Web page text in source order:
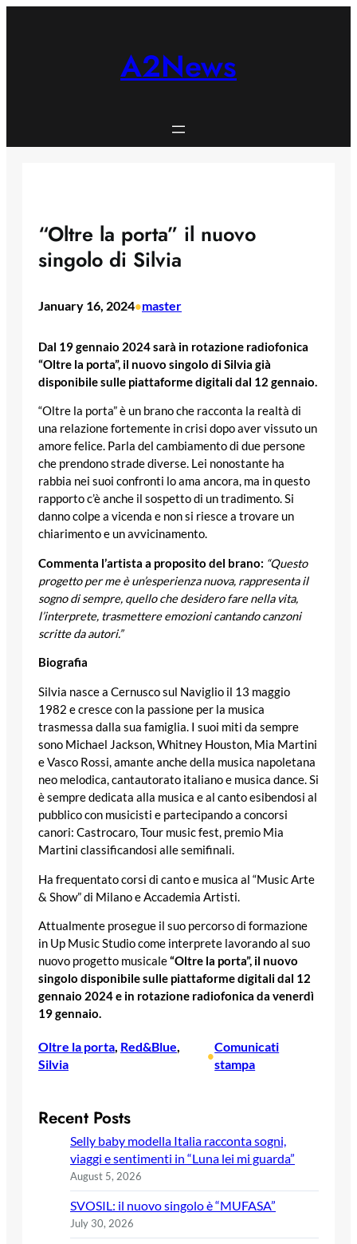
A2News
“Oltre la porta” il nuovo
singolo di Silvia
January 16, 2024•master
Dal 19 gennaio 2024 sarà in rotazione radiofonica
“Oltre la porta”, il nuovo singolo di Silvia già
disponibile sulle piattaforme digitali dal 12 gennaio.
“Oltre la porta” è un brano che racconta la realtà di
una relazione fortemente in crisi dopo aver vissuto un
amore felice. Parla del cambiamento di due persone
che prendono strade diverse. Lei nonostante ha
rabbia nei suoi confronti lo ama ancora, ma in questo
rapporto c’è anche il sospetto di un tradimento. Si
danno colpe a vicenda e non si riesce a trovare un
chiarimento e un avvicinamento.
Commenta l’artista a proposito del brano: “Questo
progetto per me è un’esperienza nuova, rappresenta il
sogno di sempre, quello che desidero fare nella vita,
l’interprete, trasmettere emozioni cantando canzoni
scritte da autori.”
Biografia
Silvia nasce a Cernusco sul Naviglio il 13 maggio
1982 e cresce con la passione per la musica
trasmessa dalla sua famiglia. I suoi miti da sempre
sono Michael Jackson, Whitney Houston, Mia Martini
e Vasco Rossi, amante anche della musica napoletana
neo melodica, cantautorato italiano e musica dance. Si
è sempre dedicata alla musica e al canto esibendosi al
pubblico con musicisti e partecipando a concorsi
canori: Castrocaro, Tour music fest, premio Mia
Martini classificandosi alle semifinali.
Ha frequentato corsi di canto e musica al “Music Arte
& Show” di Milano e Accademia Artisti.
Attualmente prosegue il suo percorso di formazione
in Up Music Studio come interprete lavorando al suo
nuovo progetto musicale“Oltre la porta”, il nuovo
singolo disponibile sulle piattaforme digitali dal 12
gennaio 2024 e in rotazione radiofonica da venerdì
19 gennaio.
Oltre la porta Red&Blue
Silvia
•
Comunicati
stampa
Recent Posts
Selly baby modella Italia racconta sogni,
viaggi e sentimenti in “Luna lei mi guarda”
August 5, 2026
SVOSIL: il nuovo singolo è “MUFASA”
July 30, 2026